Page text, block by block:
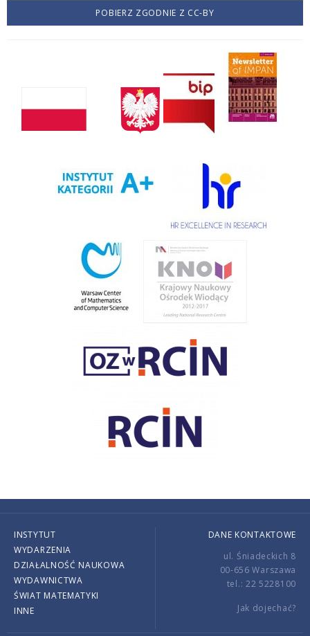
POBIERZ ZGODNIE Z CC-BY
INSTYTUT
WYDARZENIA
DZIAŁALNOŚĆ NAUKOWA
WYDAWNICTWA
ŚWIAT MATEMATYKI
INNE
DANE KONTAKTOWE
ul. Śniadeckich 8
00-656 Warszawa
tel.: 22 5228100
Jak dojechać?